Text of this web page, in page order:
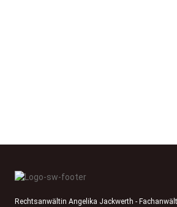
Rechtsanwältin Angelika Jackwerth -